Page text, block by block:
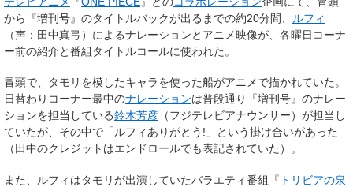
から『増刊号』のタイトルバックが出るまでの約20分間、
ルフィ
（声：田中真弓）によるナレーションとアニメ映像が、各曜日コーナ
ー前の紹介と番組タイトルコールに使われた。
冒頭で、タモリを模したキャラを使った船がアニメで描かれていた。
日替わりコーナー最中のナレーションは普段通り『増刊号』のナレー
ションを担当している鈴木芳彦 （フジテレビアナウンサー）が担当し
ていたが、その中で「ルフィありがとう!」という掛け合いがあった
（田中のクレジットはエンドロールでも表記されていた）。
また、ルフィはタモリが出演していたバラエティ番組『 トリビアの泉